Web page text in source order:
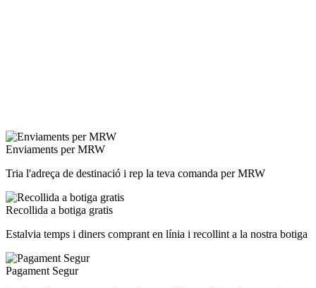
Enviaments per MRW
Tria l'adreça de destinació i rep la teva comanda per MRW
Recollida a botiga gratis
Estalvia temps i diners comprant en línia i recollint a la nostra botiga
Pagament Segur